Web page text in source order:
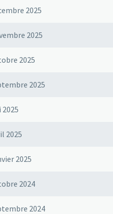
2025
2025
2025
2025
2025
2025
2025
2024
2024